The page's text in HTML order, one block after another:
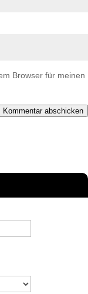
Browser für meinen
Kommentar abschicken